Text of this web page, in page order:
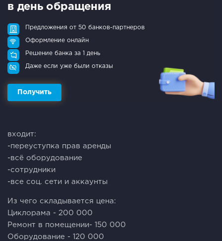
в день обращения
Предложения от 50 банков-партнеров
Оформление онлайн
Решение банка за 1 день
Даже если уже были отказы
Получить
входит:
-переуступка прав аренды
-всё оборудование
-сотрудники
-все соц. сети и аккаунты
Из чего складывается цена:
Циклорама - 200 000
Ремонт в помещении- 150 000
Оборудование - 120 000